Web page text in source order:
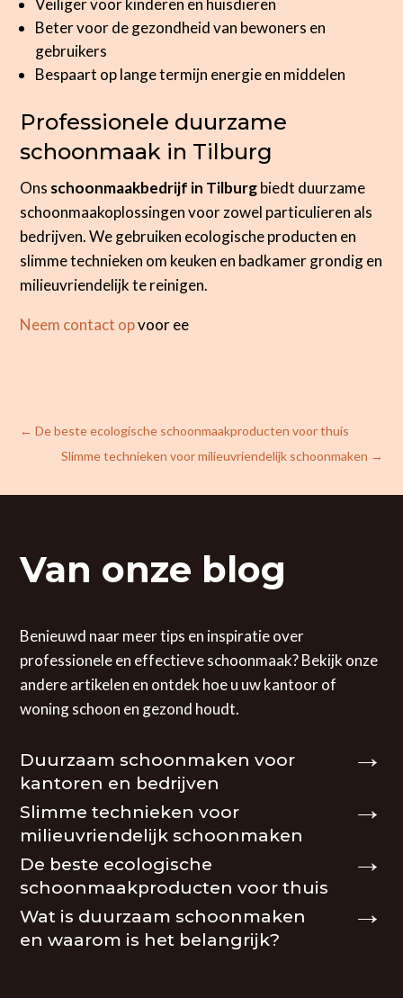
Veiliger voor kinderen en huisdieren
Beter voor de gezondheid van bewoners en
gebruikers
Bespaart op lange termijn energie en middelen
Professionele duurzame
schoonmaak in Tilburg
Ons schoonmaakbedrijf in Tilburgbiedt duurzame
schoonmaakoplossingen voor zowel particulieren als
bedrijven. We gebruiken ecologische producten en
slimme technieken om keuken en badkamer grondig en
milieuvriendelijk te reinigen.
Neem contact opvoor ee
←De beste ecologische schoonmaakproducten voor thuis
Slimme technieken voor milieuvriendelijk schoonmaken →
Van onze blog
Benieuwd naar meer tips en inspiratie over
professionele en effectieve schoonmaak? Bekijk onze
andere artikelen en ontdek hoe u uw kantoor of
woning schoon en gezond houdt.
Duurzaam schoonmaken voor
kantoren en bedrijven
Slimme technieken voor
milieuvriendelijk schoonmaken
De beste ecologische
schoonmaakproducten voor thuis
Wat is duurzaam schoonmaken
en waarom is het belangrijk?